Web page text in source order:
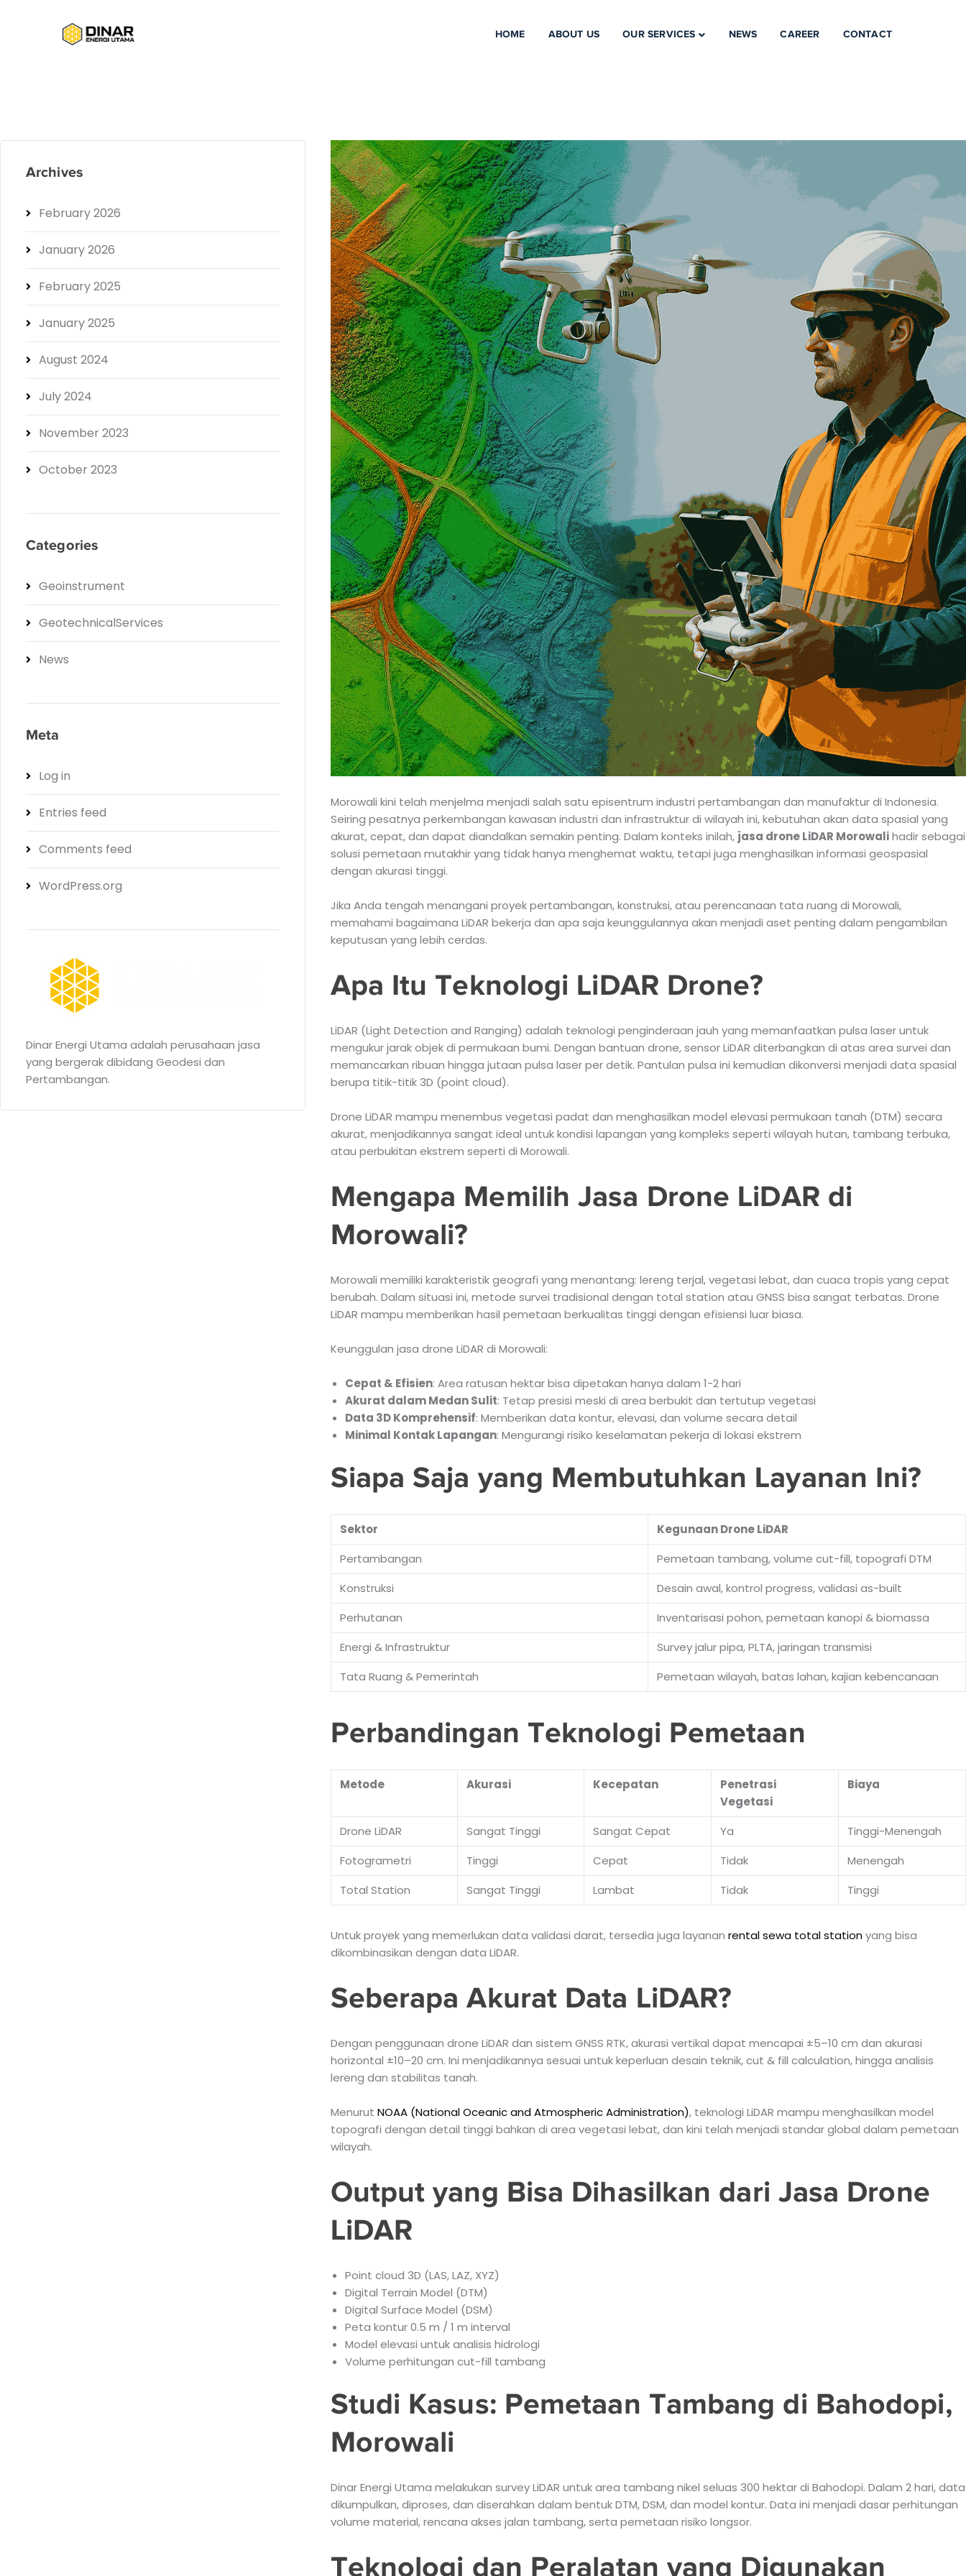
HOME ABOUT US OUR SERVICES NEWS CAREER CONTACT
Morowali kini telah menjelma menjadi salah satu episentrum industri pertambangan dan manufaktur di Indonesia.
Seiring pesatnya perkembangan kawasan industri dan infrastruktur di wilayah ini, kebutuhan akan data spasial yang
akurat, cepat, dan dapat diandalkan semakin penting. Dalam konteks inilah, jasa drone LiDAR Morowalihadir sebagai
solusi pemetaan mutakhir yang tidak hanya menghemat waktu, tetapi juga menghasilkan informasi geospasial
dengan akurasi tinggi.
Jika Anda tengah menangani proyek pertambangan, konstruksi, atau perencanaan tata ruang di Morowali,
memahami bagaimana LiDAR bekerja dan apa saja keunggulannya akan menjadi aset penting dalam pengambilan
keputusan yang lebih cerdas.
Apa Itu Teknologi LiDAR Drone?
LiDAR (Light Detection and Ranging) adalah teknologi penginderaan jauh yang memanfaatkan pulsa laser untuk
mengukur jarak objek di permukaan bumi. Dengan bantuan drone, sensor LiDAR diterbangkan di atas area survei dan
memancarkan ribuan hingga jutaan pulsa laser per detik. Pantulan pulsa ini kemudian dikonversi menjadi data spasial
berupa titik-titik 3D (point cloud).
Drone LiDAR mampu menembus vegetasi padat dan menghasilkan model elevasi permukaan tanah (DTM) secara
akurat, menjadikannya sangat ideal untuk kondisi lapangan yang kompleks seperti wilayah hutan, tambang terbuka,
atau perbukitan ekstrem seperti di Morowali.
Mengapa Memilih Jasa Drone LiDAR di
Morowali?
Morowali memiliki karakteristik geografi yang menantang: lereng terjal, vegetasi lebat, dan cuaca tropis yang cepat
berubah. Dalam situasi ini, metode survei tradisional dengan total station atau GNSS bisa sangat terbatas. Drone
LiDAR mampu memberikan hasil pemetaan berkualitas tinggi dengan efisiensi luar biasa.
Keunggulan jasa drone LiDAR di Morowali:
Cepat & Efisien: Area ratusan hektar bisa dipetakan hanya dalam 1-2 hari
Akurat dalam Medan Sulit: Tetap presisi meski di area berbukit dan tertutup vegetasi
Data 3D Komprehensif: Memberikan data kontur, elevasi, dan volume secara detail
Minimal Kontak Lapangan: Mengurangi risiko keselamatan pekerja di lokasi ekstrem
Siapa Saja yang Membutuhkan Layanan Ini?
Sektor
Kegunaan Drone LiDAR
Pertambangan
Pemetaan tambang, volume cut-fill, topografi DTM
Konstruksi
Desain awal, kontrol progress, validasi as-built
Perhutanan
Inventarisasi pohon, pemetaan kanopi & biomassa
Energi & Infrastruktur
Survey jalur pipa, PLTA, jaringan transmisi
Tata Ruang & Pemerintah
Pemetaan wilayah, batas lahan, kajian kebencanaan
Perbandingan Teknologi Pemetaan
Metode Akurasi Kecepatan
Penetrasi
Vegetasi
Biaya
Drone LiDAR Sangat Tinggi Sangat Cepat Ya
Tinggi-Menengah
Fotogrametri
Tinggi Cepat Tidak
Menengah
Total Station
Sangat Tinggi Lambat Tidak Tinggi
Untuk proyek yang memerlukan data validasi darat, tersedia juga layanan rental sewa total stationyang bisa
dikombinasikan dengan data LiDAR.
Seberapa Akurat Data LiDAR?
Dengan penggunaan drone LiDAR dan sistem GNSS RTK, akurasi vertikal dapat mencapai ±5–10 cm dan akurasi
horizontal ±10–20 cm. Ini menjadikannya sesuai untuk keperluan desain teknik, cut & fill calculation, hingga analisis
lereng dan stabilitas tanah.
Menurut NOAA (National Oceanic and Atmospheric Administration), teknologi LiDAR mampu menghasilkan model
topografi dengan detail tinggi bahkan di area vegetasi lebat, dan kini telah menjadi standar global dalam pemetaan
wilayah.
Output yang Bisa Dihasilkan dari Jasa Drone
LiDAR
Point cloud 3D (LAS, LAZ, XYZ)
Digital Terrain Model (DTM)
Digital Surface Model (DSM)
Peta kontur 0.5 m / 1 m interval
Model elevasi untuk analisis hidrologi
Volume perhitungan cut-fill tambang
Studi Kasus: Pemetaan Tambang di Bahodopi,
Morowali
Dinar Energi Utama melakukan survey LiDAR untuk area tambang nikel seluas 300 hektar di Bahodopi. Dalam 2 hari, data
dikumpulkan, diproses, dan diserahkan dalam bentuk DTM, DSM, dan model kontur. Data ini menjadi dasar perhitungan
volume material, rencana akses jalan tambang, serta pemetaan risiko longsor.
Teknologi dan Peralatan yang Digunakan
Archives
February 2026
January 2026
February 2025
January 2025
August 2024
July 2024
November 2023
October 2023
Categories
Geoinstrument
GeotechnicalServices
News
Meta
Log in
Entries feed
Comments feed
WordPress.org
Dinar Energi Utama adalah perusahaan jasa
yang bergerak dibidang Geodesi dan
Pertambangan.